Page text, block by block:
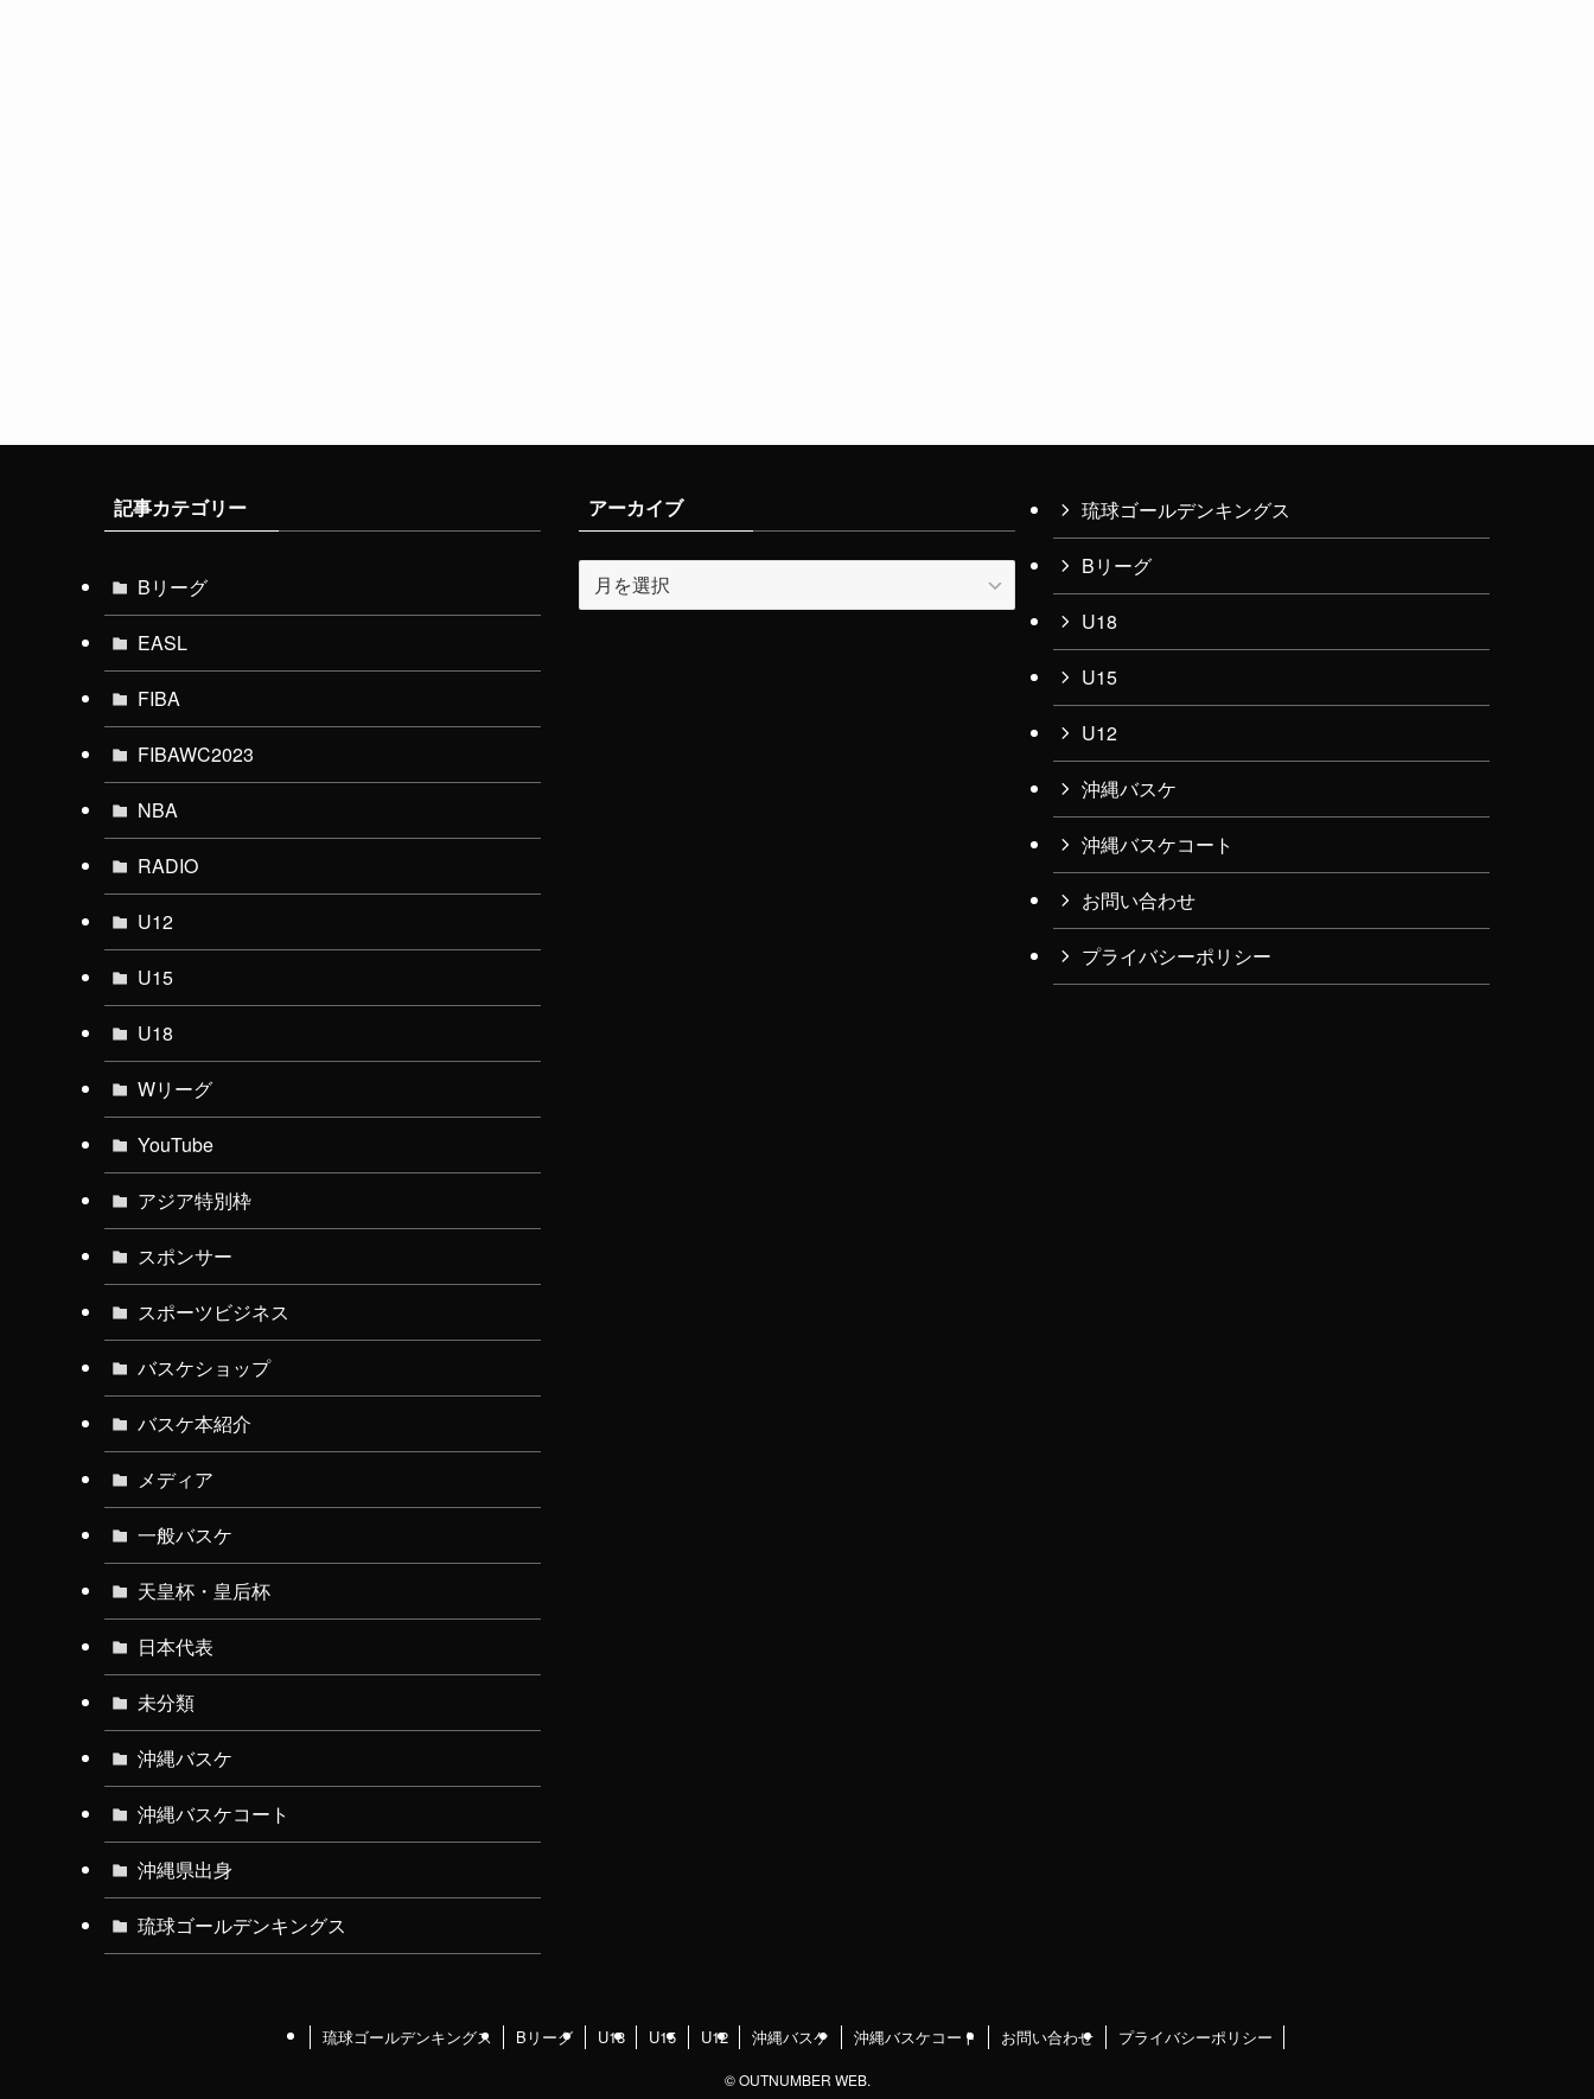
記事カテゴリー
Bリーグ
EASL
FIBA
FIBAWC2023
NBA
RADIO
U12
U15
U18
Wリーグ
YouTube
アジア特別枠
スポンサー
スポーツビジネス
バスケショップ
バスケ本紹介
メディア
一般バスケ
天皇杯・皇后杯
日本代表
未分類
沖縄バスケ
沖縄バスケコート
沖縄県出身
琉球ゴールデンキングス
アーカイブ
ー
琉球ゴールデンキングス
Bリーグ
U18
U15
U12
沖縄バスケ
沖縄バスケコート
お問い合わせ
プライバシーポリシー
琉球ゴールデンキングス Bリーグ U18 U15 U12 沖縄バスケ 沖縄バスケコート お問い合わせ プライバシーポリシー
©OUTNUMBER WEB.